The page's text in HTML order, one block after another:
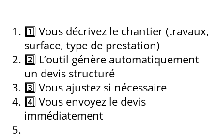
1️⃣ Vous décrivez le chantier (travaux,
surface, type de prestation)
2️⃣ L’outil génère automatiquement
un devis structuré
3️⃣ Vous ajustez si nécessaire
4️⃣ Vous envoyez le devis
immédiatement